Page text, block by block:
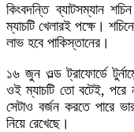
কিংবদন্তি ব্যাটসম্যান
ম্যাচটি খেলারই পক্ষে।
লাভ হবে পাকিস্তানের।
১৬ জুন ওল্ড ট্রাফোর্ডে
ওই ম্যাচটি তো বটেই,
সেটাও বর্জন করতে পারে
নিয়ে রেখেছে।